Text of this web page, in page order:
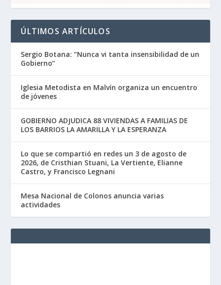
ÚLTIMOS ARTÍCULOS
Sergio Botana: “Nunca vi tanta insensibilidad de un
Gobierno”
Iglesia Metodista en Malvín organiza un encuentro
de jóvenes
GOBIERNO ADJUDICA 88 VIVIENDAS A FAMILIAS DE
LOS BARRIOS LA AMARILLA Y LA ESPERANZA
Lo que se compartió en redes un 3 de agosto de
2026, de Cristhian Stuani, La Vertiente, Elianne
Castro, y Francisco Legnani
Mesa Nacional de Colonos anuncia varias
actividades